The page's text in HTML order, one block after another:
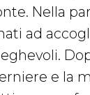
Nella
ad
e la